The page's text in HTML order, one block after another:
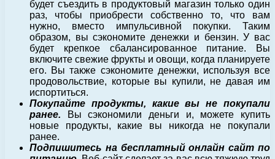
будет съездить в продуктовый магазин только один
раз, чтобы приобрести собственно то, что вам
нужно, вместо импульсивной покупки. Таким
образом, вы сэкономите денежки и бензин. У вас
будет крепкое сбалансированное питание. Вы
включите свежие фрукты и овощи, когда планируете
его. Вы также сэкономите денежки, используя все
продовольствие, которые вы купили, не давая им
испортиться.
Покупайте продукты, какие вы не покупали
ранее. Вы сэкономили деньги и, можете купить
новые продукты, какие вы никогда не покупали
ранее.
Подпишитесь на бесплатный онлайн сайт по